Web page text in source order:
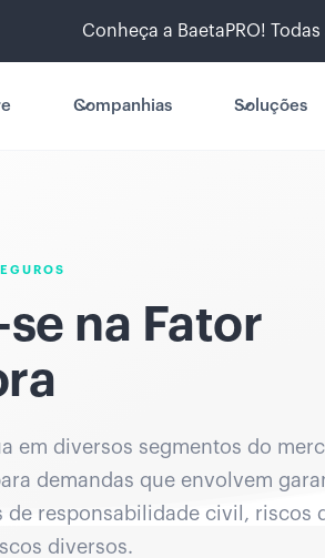
Conheça a BaetaPRO!
Companhias Soluções
na Fator
em diversos segmentos do
demandas que envolvem
responsabilidade civil, riscos
diversos.